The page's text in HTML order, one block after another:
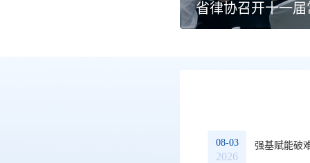
省律协召开十一
08-03
2026
强基赋能破